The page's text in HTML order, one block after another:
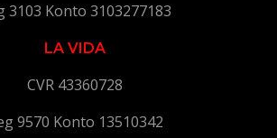
3103 Konto 3103277183
LA VIDA
CVR 43360728
9570 Konto 13510342